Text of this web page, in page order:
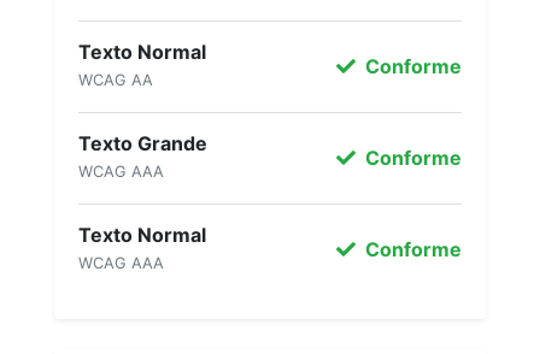
Texto Normal
WCAG AA
Conforme
Texto Grande
WCAG AAA
Conforme
Texto Normal
WCAG AAA
Conforme